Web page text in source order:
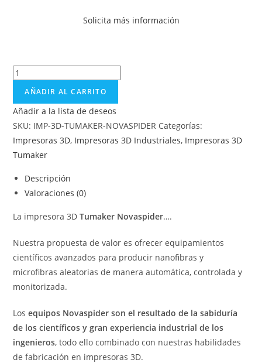
Solicita más información
AÑADIR AL CARRITO
Añadir a la lista de deseos
SKU: IMP-3D-TUMAKER-NOVASPIDER Categorías:
Impresoras 3D, Impresoras 3D Industriales, Impresoras 3D
Tumaker
Descripción
Valoraciones (0)
La impresora 3DTumaker Novaspider….
Nuestra propuesta de valor es ofrecer equipamientos
científicos avanzados para producir nanofibras y
microfibras aleatorias de manera automática, controlada y
monitorizada.
Losequipos Novaspider son el resultado de la sabiduría
de los científicos y gran experiencia industrial de los
ingenieros, todo ello combinado con nuestras habilidades
de fabricación en impresoras 3D.